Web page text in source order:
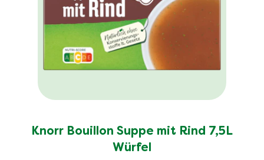
Knorr Bouillon Suppe mit Rind 7,5L
Würfel